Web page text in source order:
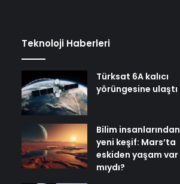
Teknoloji Haberleri
Türksat 6A kalıcı
yörüngesine ulaştı
Bilim insanlarından
yeni keşif: Mars’ta
eskiden yaşam var
mıydı?